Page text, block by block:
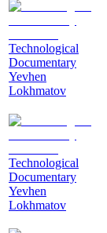
Technological
Documentary
Yevhen
Lokhmatov
Technological
Documentary
Yevhen
Lokhmatov